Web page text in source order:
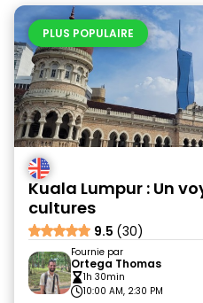
PLUS POPULAIRE
Kuala Lumpur : Un
cultures
9.5 (30)
Fournie par
Ortega Thomas
1h 30min
10:00 AM, 2:30 PM